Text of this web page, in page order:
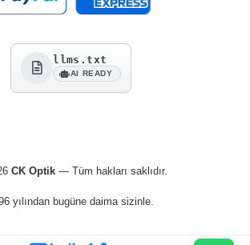
llms.txt
AI READY
CK Optik— Tüm hakları saklıdır.
yılından bugüne daima sizinle.